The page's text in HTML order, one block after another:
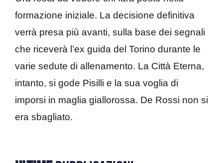
formazione iniziale. La decisione definitiva
verrà presa più avanti, sulla base dei segnali
che riceverà l’ex guida del Torino durante le
varie sedute di allenamento. La Città Eterna,
intanto, si gode Pisilli e la sua voglia di
imporsi in maglia giallorossa. De Rossi non si
era sbagliato.